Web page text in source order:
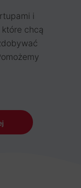
i
chcą